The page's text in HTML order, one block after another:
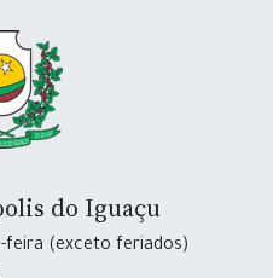
do Iguaçu
feira (exceto feriados)